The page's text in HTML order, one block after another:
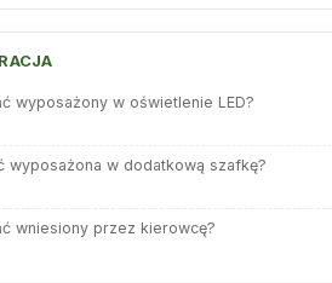
wyposażony w oświetlenie LED?
wyposażona w dodatkową szafkę?
wniesiony przez kierowcę?